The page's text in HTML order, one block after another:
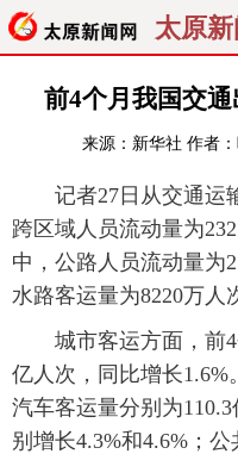
太原新
首页 聚焦
经济 关注
纵横 曝光
旅游 理财
看天下 晋月读
太原日报
前4个月我国交
来源： 新华社 作者
记者27日从交通运输
跨区域人员流动量为
中，公路人员流动量为
水路客运量为8220万人
城市客运方面，前4
亿人次，同比增长1.6%
汽车客运量分别为
别增长4.3%和4.6%；